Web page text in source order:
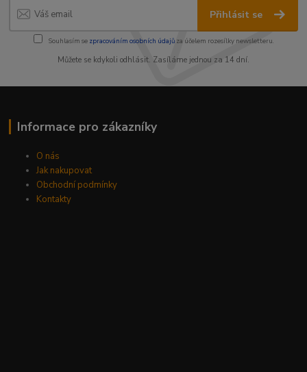
Přihlásit se
Souhlasím se zpracováním osobních údajůza účelem rozesílky newsletteru.
Můžete se kdykoli odhlásit. Zasíláme jednou za 14 dní.
Informace pro zákazníky
O nás
Jak nakupovat
Obchodní podmínky
Kontakty